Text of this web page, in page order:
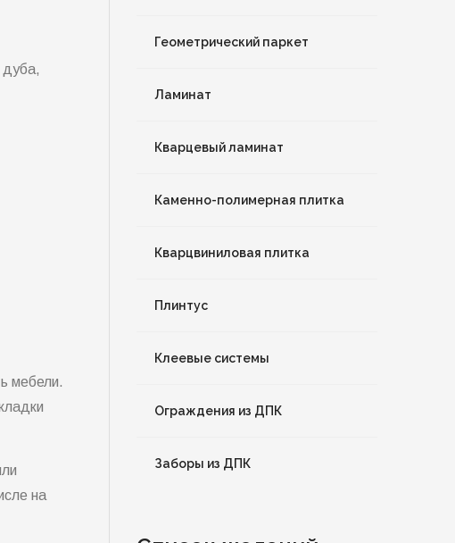
дуба,
мебели.
на
Геометрический паркет
Ламинат
Кварцевый ламинат
Каменно-полимерная плитка
Кварцвиниловая плитка
Плинтус
Клеевые системы
Ограждения из ДПК
Заборы из ДПК